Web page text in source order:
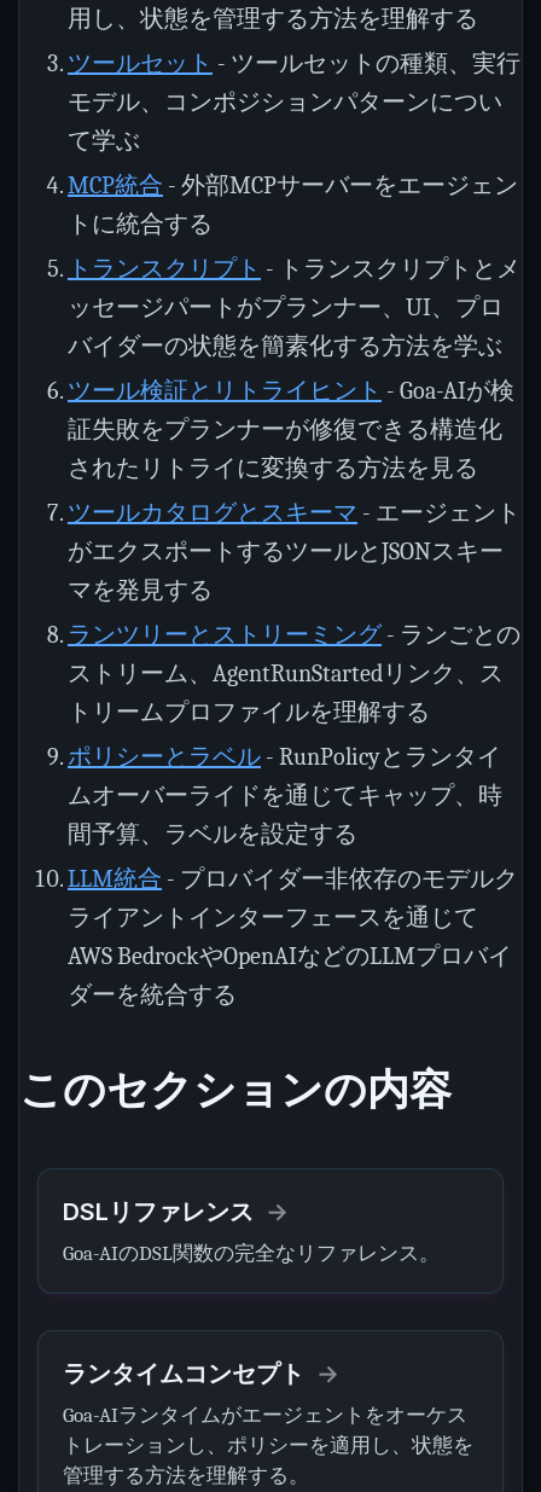
用し、状態を管理する方法を理解する
ツールセット - ツールセットの種類、実行
モデル、コンポジションパターンについ
て学ぶ
MCP統合 - 外部MCPサーバーをエージェン
トに統合する
トランスクリプト - トランスクリプトとメ
ッセージパートがプランナー、UI、プロ
バイダーの状態を簡素化する方法を学ぶ
ツール検証とリトライヒント - Goa-AIが検
証失敗をプランナーが修復できる構造化
されたリトライに変換する方法を見る
ツールカタログとスキーマ - エージェント
がエクスポートするツールとJSONスキー
マを発見する
ランツリーとストリーミング- ランごとの
ストリーム、AgentRunStartedリンク、ス
トリームプロファイルを理解する
ポリシーとラベル - RunPolicyとランタイ
ムオーバーライドを通じてキャップ、時
間予算、ラベルを設定する
LLM統合 - プロバイダー非依存のモデルク
ライアントインターフェースを通じて
AWS BedrockやOpenAIなどのLLMプロバイ
ダーを統合する
このセクションの内容
DSLリファレンス
Goa-AIのDSL関数の完全なリファレンス。
ランタイムコンセプト
Goa-AIランタイムがエージェントをオーケス
トレーションし、ポリシーを適用し、状態を
管理する方法を理解する。